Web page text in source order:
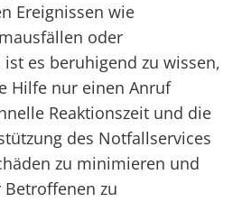
Ereignissen wie
oder
es beruhigend zu wissen,
Hilfe nur einen Anruf
Reaktionszeit und die
des Notfallservices
zu minimieren und
zu